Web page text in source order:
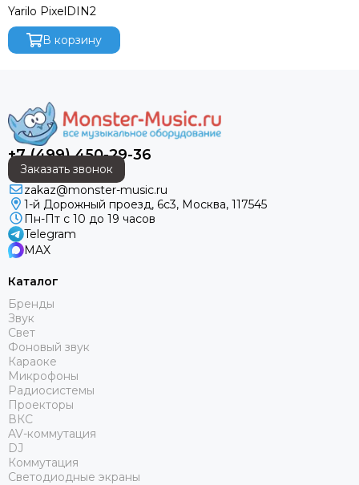
Yarilo PixelDIN2
В корзину
+7 (499) 450-29-36
Заказать звонок
zakaz@monster-music.ru
1-й Дорожный проезд, 6с3, Москва, 117545
Пн-Пт с 10 до 19 часов
Telegram
MAX
Каталог
Бренды
Звук
Свет
Фоновый звук
Караоке
Микрофоны
Радиосистемы
Проекторы
ВКС
AV-коммутация
DJ
Коммутация
Светодиодные экраны